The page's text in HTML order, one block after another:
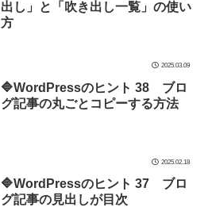
出し」と「吹き出し一覧」の使い
方
2025.03.09
🔷WordPressのヒント 38 ブロ
グ記事の丸ごとコピーする方法
2025.02.18
🔷WordPressのヒント 37 ブロ
グ記事の見出しが目次